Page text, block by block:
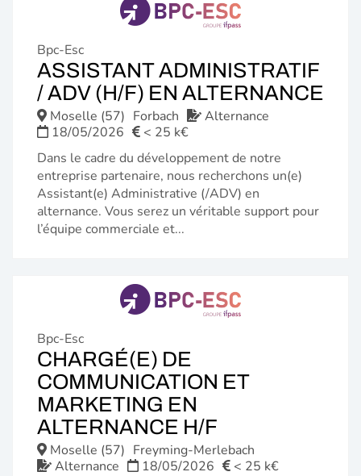
Bpc-Esc
ASSISTANT ADMINISTRATIF
/ ADV (H/F) EN ALTERNANCE
Moselle (57) Forbach
Alternance
18/05/2026
< 25 k€
Dans le cadre du développement de notre
entreprise partenaire, nous recherchons un(e)
Assistant(e) Administrative (/ADV) en
alternance. Vous serez un véritable support pour
l’équipe commerciale et...
Bpc-Esc
CHARGÉ(E) DE
COMMUNICATION ET
MARKETING EN
ALTERNANCE H/F
FENÊTRE)
Moselle (57) Freyming-Merlebach
Alternance
18/05/2026
< 25 k€